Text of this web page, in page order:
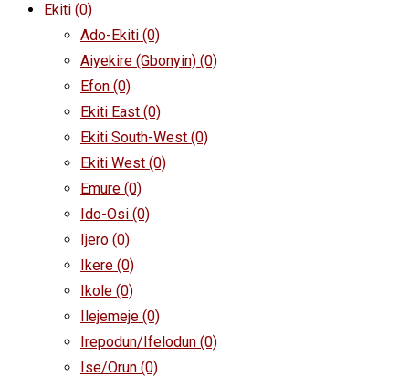
Ekiti (0)
Ado-Ekiti (0)
Aiyekire (Gbonyin) (0)
Efon (0)
Ekiti East (0)
Ekiti South-West (0)
Ekiti West (0)
Emure (0)
Ido-Osi (0)
Ijero (0)
Ikere (0)
Ikole (0)
Ilejemeje (0)
Irepodun/Ifelodun (0)
Ise/Orun (0)